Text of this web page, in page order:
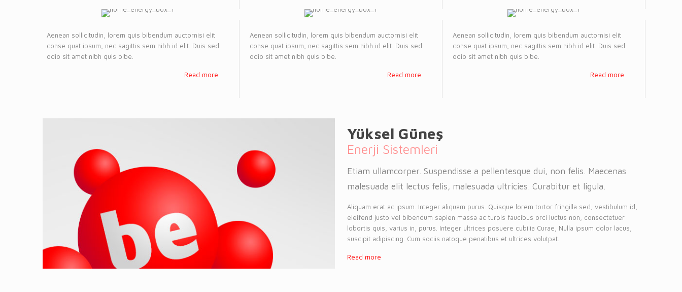
Aenean sollicitudin, lorem quis bibendum auctornisi elit
conse quat ipsum, nec sagittis sem nibh id elit. Duis sed
odio sit amet nibh quis bibe.
Read more
Aenean sollicitudin, lorem quis bibendum auctornisi elit
conse quat ipsum, nec sagittis sem nibh id elit. Duis sed
odio sit amet nibh quis bibe.
Read more
Aenean sollicitudin, lorem quis bibendum auctornisi elit
conse quat ipsum, nec sagittis sem nibh id elit. Duis sed
odio sit amet nibh quis bibe.
Read more
Yüksel Güneş
Enerji Sistemleri
Etiam ullamcorper. Suspendisse a pellentesque dui, non felis. Maecenas
malesuada elit lectus felis, malesuada ultricies. Curabitur et ligula.
Aliquam erat ac ipsum. Integer aliquam purus. Quisque lorem tortor fringilla sed, vestibulum id,
eleifend justo vel bibendum sapien massa ac turpis faucibus orci luctus non, consectetuer
lobortis quis, varius in, purus. Integer ultrices posuere cubilia Curae, Nulla ipsum dolor lacus,
suscipit adipiscing. Cum sociis natoque penatibus et ultrices volutpat.
Read more